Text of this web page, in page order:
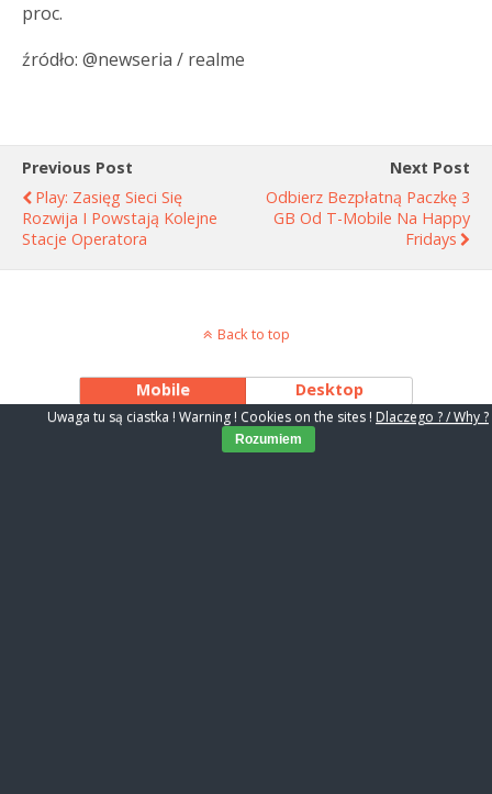
proc.
źródło: @newseria / realme
Previous Post
Play: Zasięg Sieci Się
Rozwija I Powstają Kolejne
Stacje Operatora
Next Post
Odbierz Bezpłatną Paczkę 3
GB Od T-Mobile Na Happy
Fridays
Back to top
Mobile Desktop
Uwaga tu są ciastka ! Warning ! Cookies on the sites ! Dlaczego ? / Why ?
Rozumiem